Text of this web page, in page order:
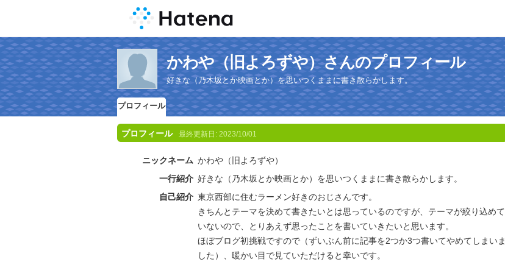
かわや（旧よろずや）さんのプロフィール
好きな（乃木坂とか映画とか）を思いつくままに書き散らかします。
プロフィール
プロフィール 最終更新日: 2023/10/01
ニックネーム かわや（旧よろずや）
一行紹介 好きな（乃木坂とか映画とか）を思いつくままに書き散らかします。
自己紹介 東京西部に住むラーメン好きのおじさんです。
きちんとテーマを決めて書きたいとは思っているのですが、テーマが絞り込めて
いないので、とりあえず思ったことを書いていきたいと思います。
ほぼブログ初挑戦ですので（ずいぶん前に記事を2つか3つ書いてやめてしまいま
した）、暖かい目で見ていただけると幸いです。